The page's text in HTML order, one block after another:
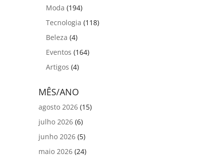
Moda (194)
Tecnologia (118)
Beleza (4)
Eventos (164)
Artigos (4)
MÊS/ANO
agosto 2026 (15)
julho 2026 (6)
junho 2026 (5)
maio 2026 (24)